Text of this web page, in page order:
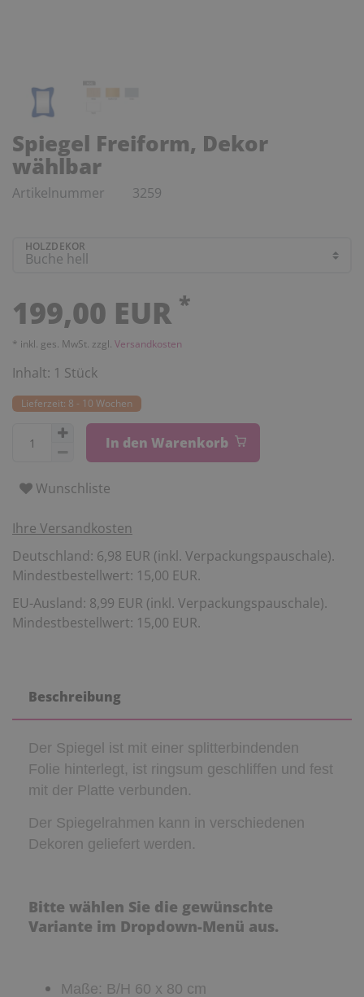
Spiegel Freiform, Dekor
wählbar
Artikelnummer 3259
HOLZDEKOR
199,00 EUR *
* inkl. ges. MwSt. zzgl. Versandkosten
Inhalt: 1 Stück
Lieferzeit: 8 - 10 Wochen
In den Warenkorb
Wunschliste
Ihre Versandkosten
Deutschland: 6,98 EUR (inkl. Verpackungspauschale).
Mindestbestellwert: 15,00 EUR.
EU-Ausland: 8,99 EUR (inkl. Verpackungspauschale).
Mindestbestellwert: 15,00 EUR.
Beschreibung
Der Spiegel ist mit einer splitterbindenden
Folie hinterlegt, ist ringsum geschliffen und fest
mit der Platte verbunden.
Der Spiegelrahmen kann in verschiedenen
Dekoren geliefert werden.
Bitte wählen Sie die gewünschte
Variante im Dropdown-Menü aus.
Maße: B/H 60 x 80 cm